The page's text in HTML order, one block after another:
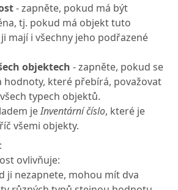
- zapněte, pokud má být
tj. pokud má objekt tuto
mají i všechny jeho podřazené
objektech - zapněte, pokud se
hodnoty, které přebírá, považovat
typech objektů.
jeInventární číslo, které je
všemi objekty.
ovlivňuje:
ji nezapnete, mohou mít dva